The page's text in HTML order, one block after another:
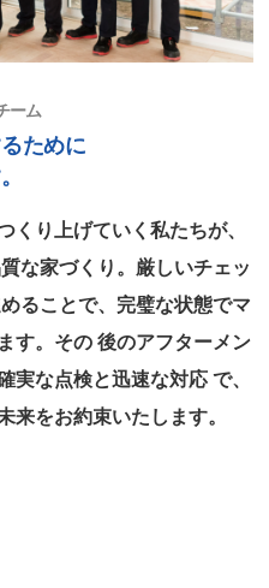
ーム
ために
くり上げていく私たちが、
な家づくり。厳しいチェッ
ることで、完璧な状態でマ
す。その 後のアフターメン
実な点検と迅速な対応 で、
来をお約束いたします。